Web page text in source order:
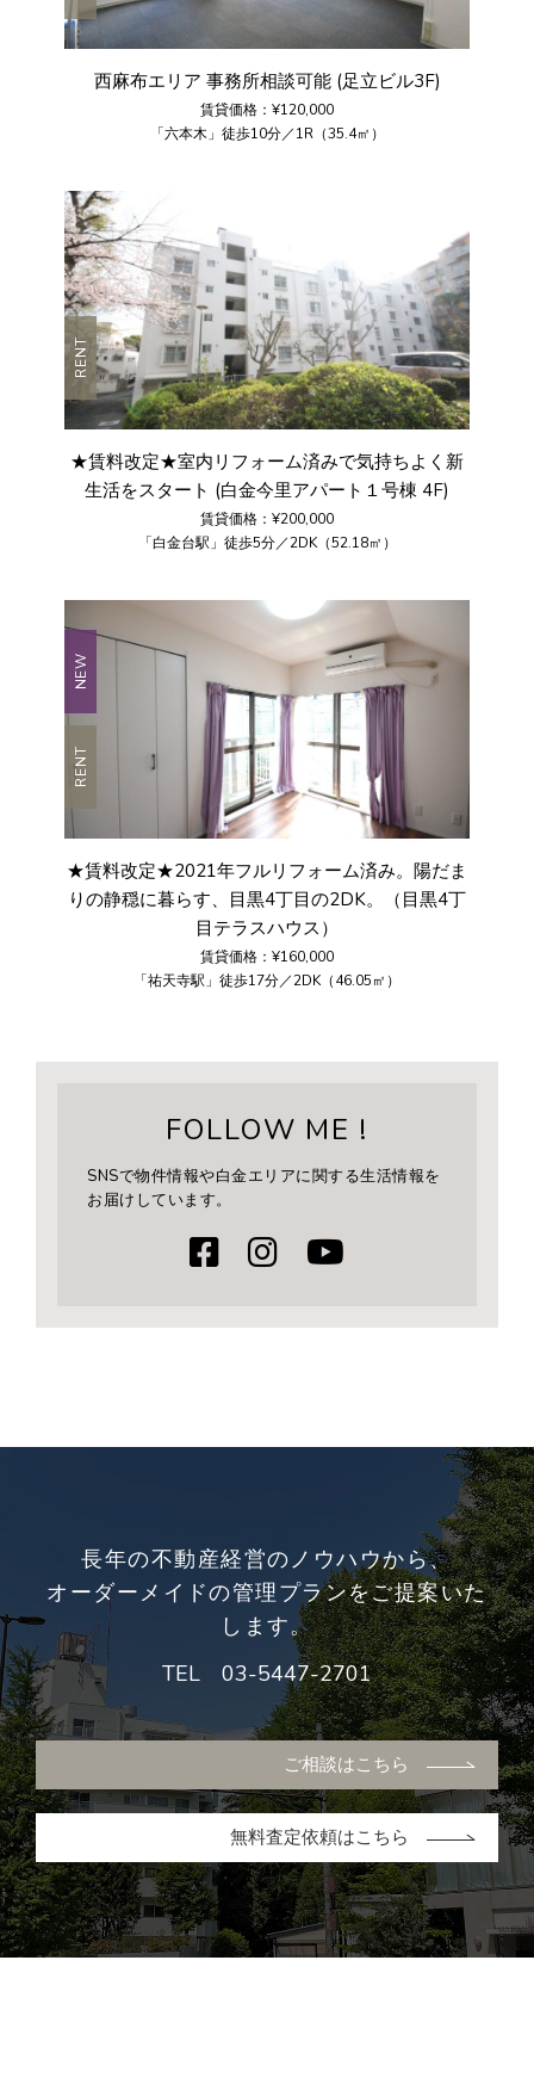
西麻布エリア 事務所相談可能 (足立ビル3F)
賃貸価格：¥120,000
「六本木」徒歩10分／1R（35.4㎡）
RENT
★賃料改定★室内リフォーム済みで気持ちよく新
生活をスタート (白金今里アパート１号棟 4F)
賃貸価格：¥200,000
「白金台駅」徒歩5分／2DK（52.18㎡）
RENT
NEW
★賃料改定★2021年フルリフォーム済み。陽だま
りの静穏に暮らす、目黒4丁目の2DK。（目黒4丁
目テラスハウス）
賃貸価格：¥160,000
「祐天寺駅」徒歩17分／2DK（46.05㎡）
FOLLOW ME !
SNSで物件情報や白金エリアに関する生活情報を
お届けしています。
長年の不動産経営のノウハウから、
オーダーメイドの管理プランをご提案いた
します。
TEL 03-5447-2701
ご相談はこちら
無料査定依頼はこちら